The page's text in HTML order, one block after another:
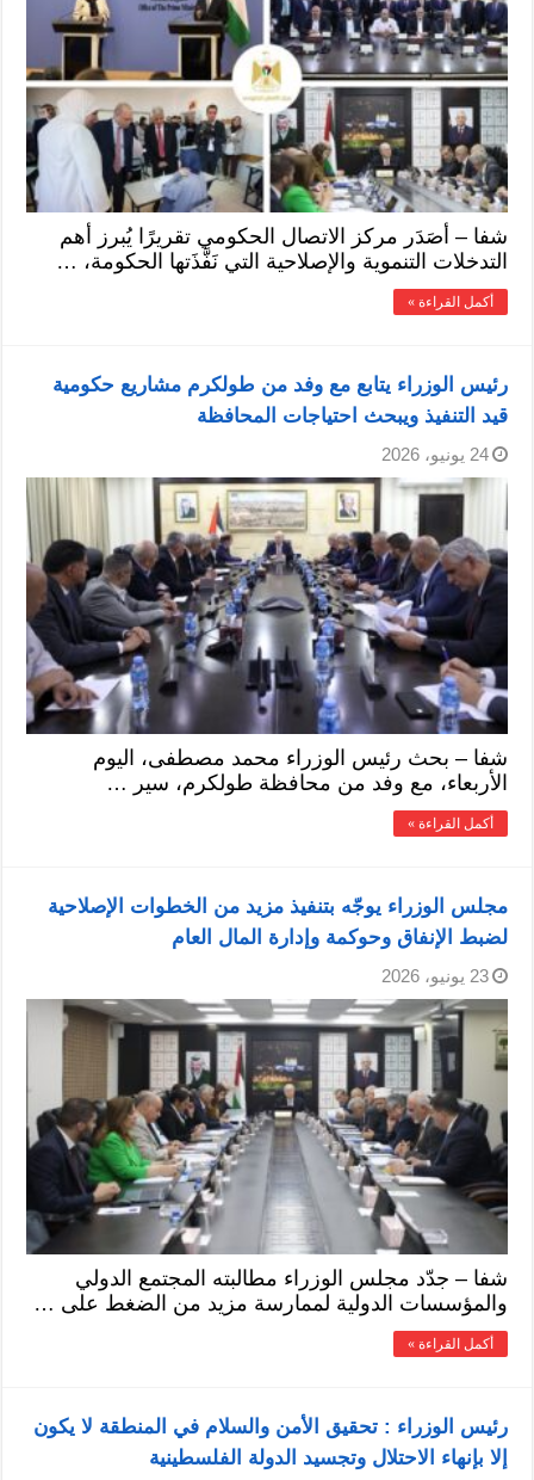
شفا – أصَدَر مركز الاتصال الحكومي تقريرًا يُبرز أهم
التدخلات التنموية والإصلاحية التي نَفَّذَتها الحكومة، …
أكمل القراءة »
رئيس الوزراء يتابع مع وفد من طولكرم مشاريع حكومية
قيد التنفيذ ويبحث احتياجات المحافظة
24 يونيو، 2026
شفا – بحث رئيس الوزراء محمد مصطفى، اليوم
الأربعاء، مع وفد من محافظة طولكرم، سير …
أكمل القراءة »
مجلس الوزراء يوجّه بتنفيذ مزيد من الخطوات الإصلاحية
لضبط الإنفاق وحوكمة وإدارة المال العام
23 يونيو، 2026
شفا – جدّد مجلس الوزراء مطالبته المجتمع الدولي
والمؤسسات الدولية لممارسة مزيد من الضغط على …
أكمل القراءة »
رئيس الوزراء : تحقيق الأمن والسلام في المنطقة لا يكون
إلا بإنهاء الاحتلال وتجسيد الدولة الفلسطينية